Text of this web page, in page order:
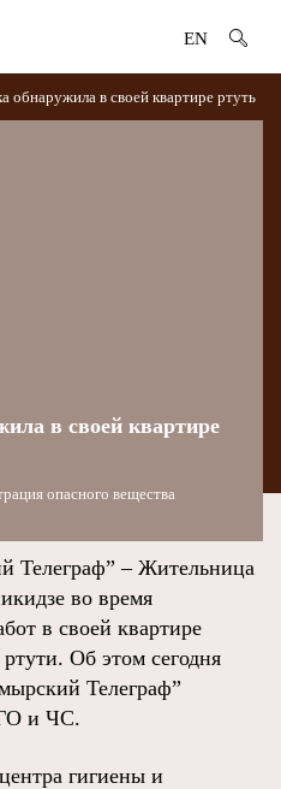
EN
обнаружила в своей квартире ртуть
в своей квартире
опасного вещества
– Жительница
во время
в своей квартире
Об этом сегодня
Телеграф”
и ЧС.
гигиены и